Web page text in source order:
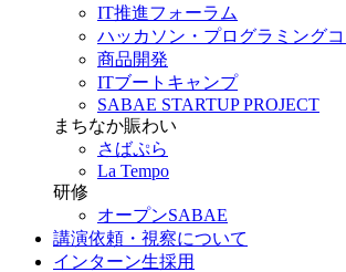
IT推進フォーラム
ハッカソン・プログラミングコ
商品開発
ITブートキャンプ
SABAE STARTUP PROJECT
まちなか賑わい
さばぷら
La Tempo
研修
オープンSABAE
講演依頼・視察について
インターン生採用